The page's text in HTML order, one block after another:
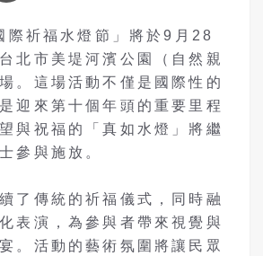
際祈福水燈節」將於9月28
北市美堤河濱公園（自然親
。這場活動不僅是國際性的
迎來第十個年頭的重要里程
與祝福的「真如水燈」將繼
參與施放。
了傳統的祈福儀式，同時融
表演，為參與者帶來視覺與
。活動的藝術氛圍將讓民眾